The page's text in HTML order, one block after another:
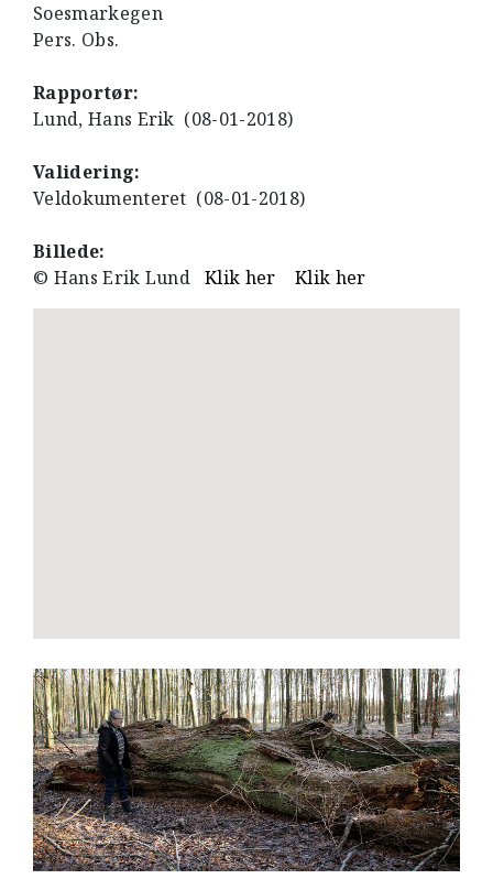
Soesmarkegen
Pers. Obs.
Rapportør:
Lund, Hans Erik (08-01-2018)
Validering:
Veldokumenteret (08-01-2018)
Billede:
© Hans Erik LundKlik her Klik her